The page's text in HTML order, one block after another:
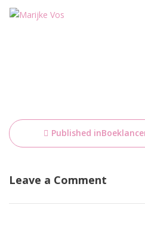
Skip
Bericht
navigatie
Published in
Leave a Comment